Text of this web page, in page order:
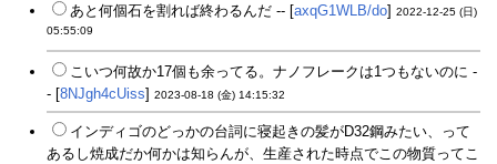
あと何個石を割れば終わるんだ -- [axqG1WLB/do] 2022-12-25 (日)
05:55:09
こいつ何故か17個も余ってる。ナノフレークは1つもないのに -
- [8NJgh4cUiss] 2023-08-18 (金) 14:15:32
インディゴのどっかの台詞に寝起きの髪がD32鋼みたい、って
あるし焼成だか何かは知らんが、生産された時点でこの物質ってこ